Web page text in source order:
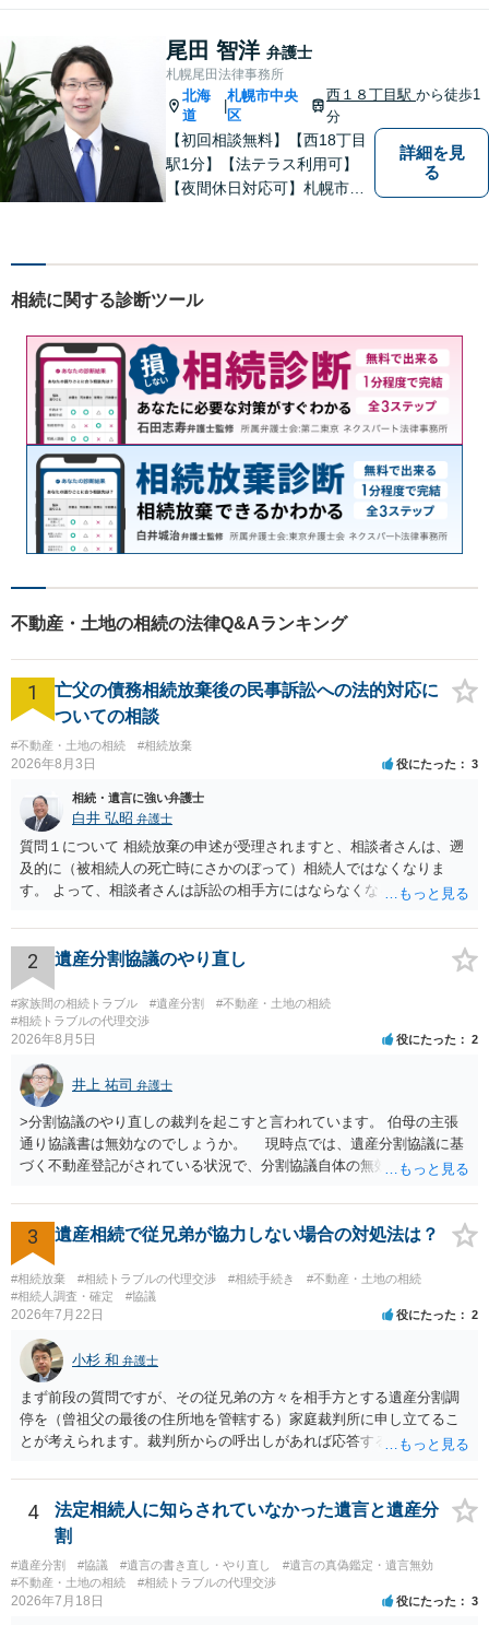
尾田 智洋 弁護士
札幌尾田法律事務所
北海
道
|
札幌市中央
区
西１８丁目駅から徒歩1
分
【初回相談無料】【西18丁目
駅1分】【法テラス利用可】
【夜間休日対応可】札幌市中
不動産問題・交通事故です。
様の法律問題に真摯に対応し
ます。ぜひ一度ご相談くださ
い。
詳細を見
る
相続に関する診断ツール
不動産・土地の相続の法律Q&Aランキング
1
亡父の債務相続放棄後の民事訴訟への法的対応に
ついての相談
#不動産・土地の相続 #相続放棄
2026年8月3日 役にたった 3
相続・遺言に強い弁護士
白井 弘昭 弁護士
質問１について 相続放棄の申述が受理されますと、相談者さんは、遡
及的に（被相続人の死亡時にさかのぼって）相続人ではなくなりま
す。 よって、相談者さんは訴訟の相手方にはならなくなるので（明け
理証明を家庭裁判所で取得し、コピーを答弁書に添えて裁判所に提出
してください。 質問２について 請求棄却を求める答弁書を提出すれ
ば、第１回期日は出席する必要がありません。その日は差支え（用事
があり出席できない）との記載で十分です。 質問３について 弁護士で
はないので、ｍｉｎｔｓでの提出の必要は無いと思います。郵送（期
限までに届けばよい）で十分です。 詳細は、書面記載の裁判所書記官
にお問い合わせください。 以上、ご参考まで。
2 遺産分割協議のやり直し
#家族間の相続トラブル #遺産分割
#不動産・土地の相続
#相続トラブルの代理交渉
2026年8月5日 役にたった 2
井上 祐司 弁護士
>分割協議のやり直しの裁判を起こすと言われています。 伯母の主張
通り協議書は無効なのでしょうか。 現時点では、遺産分割協議に基
づく不動産登記がされている状況で、分割協議自体の無効を裁判所が
方の訴訟の主張及び立証次第ですが、 ・御祖母様の認知能力に関する
医師の意見書、筆跡鑑定 が提出されればその効力が否定される可能性
はありますが、 ・伯母様自身が分割協議に加わっていること ・御祖母
様の意に反する遺産分割協議を行う実益が誰にあったかの立証が困難
であること からすると、実際に遺産分割協議の効力が否定される可能
性はそれほど高くない（立証のハードルは非常に高い）ということが
言えると思います。
3 遺産相続で従兄弟が協力しない場合の対処法は？
#相続放棄 #相続トラブルの代理交渉 #相続手続き
#不動産・土地の相続
#相続人調査・確定
#協議
2026年7月22日 役にたった 2
小杉 和 弁護士
まず前段の質問ですが、その従兄弟の方々を相手方とする遺産分割調
停を（曾祖父の最後の住所地を管轄する）家庭裁判所に申し立てるこ
とが考えられます。裁判所からの呼出しがあれば応答する可能性がま
能と思われます。時間が思った以上にないので必要書類をてきぱきと
揃える必要があります。その点是非御注意ください。
4
法定相続人に知らされていなかった遺言と遺産分
割
#遺産分割 #協議 #遺言の書き直し・やり直し
#遺言の真偽鑑定・遺言無効
#不動産・土地の相続
#相続トラブルの代理交渉
2026年7月18日 役にたった 3